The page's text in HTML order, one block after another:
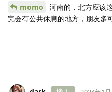
momo
河南的，北方应该
完会有公共休息的地方，朋友多